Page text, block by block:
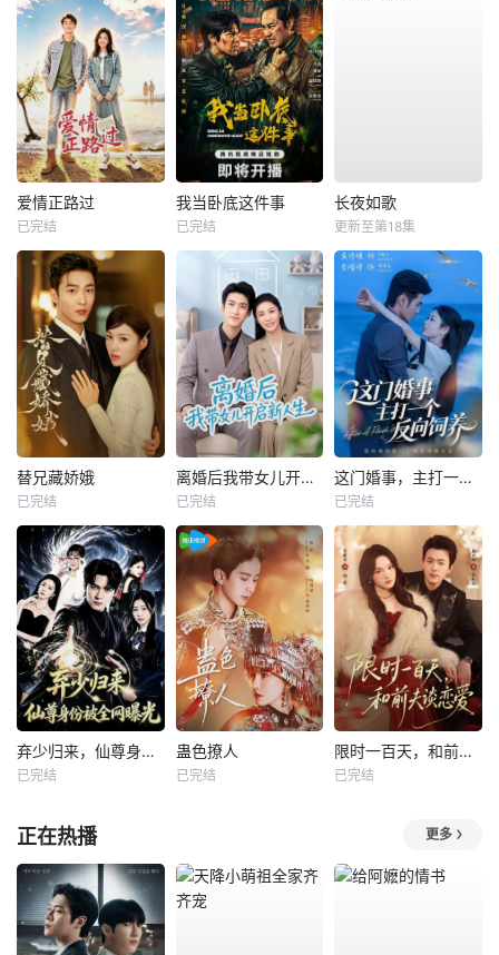
爱情正路过
已完结
我当卧底这件事
已完结
长夜如歌
更新至第18集
替兄藏娇娥
已完结
离婚后我带女儿开启新人生
已完结
这门婚事，主打一个反向饲养
已完结
弃少归来，仙尊身份被全网曝光
已完结
蛊色撩人
已完结
限时一百天，和前夫谈恋爱
已完结
正在热播 更多